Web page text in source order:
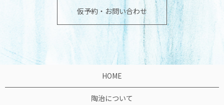
仮予約・お問い合わせ
HOME
陶治について